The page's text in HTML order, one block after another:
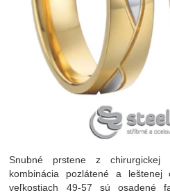
Snubné prstene z
kombinácia pozlátené a leštenej
veľkostiach 49-57 sú osadené